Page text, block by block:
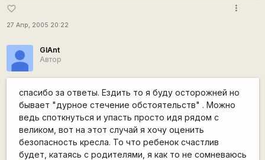
favorite_border
27 Апр, 2005 20:22
more_vert
GIAnt
Автор
спасибо за ответы. Ездить то я буду осторожней но
бывает "дурное стечение обстоятельств" . Можно
ведь споткнуться и упасть просто идя рядом с
великом, вот на этот случай я хочу оценить
безопасность кресла. То что ребенок счастлив
будет, катаясь с родителями, я как то не сомневаюсь